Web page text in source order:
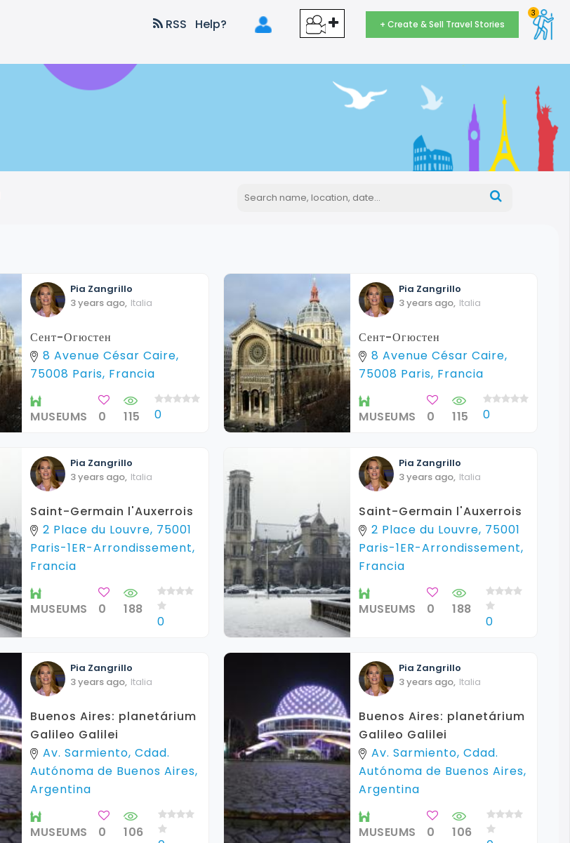
RSS Help? + Create & Sell Travel Stories
3
Pia Zangrillo
3 years ago, Italia
Сент-Огюстен
8 Avenue César Caire,
75008 Paris, Francia
MUSEUMS 0 115 0
Pia Zangrillo
3 years ago, Italia
Сент-Огюстен
8 Avenue César Caire,
75008 Paris, Francia
MUSEUMS 0 115 0
Pia Zangrillo
3 years ago, Italia
Saint-Germain l'Auxerrois
2 Place du Louvre, 75001
Paris-1ER-Arrondissement,
Francia
MUSEUMS 0 188
0
Pia Zangrillo
3 years ago, Italia
Saint-Germain l'Auxerrois
2 Place du Louvre, 75001
Paris-1ER-Arrondissement,
Francia
MUSEUMS 0 188
0
Pia Zangrillo
3 years ago, Italia
Buenos Aires: planetárium
Galileo Galilei
Av. Sarmiento, Cdad.
Autónoma de Buenos Aires,
Argentina
MUSEUMS 0 106
Pia Zangrillo
3 years ago, Italia
Buenos Aires: planetárium
Galileo Galilei
Av. Sarmiento, Cdad.
Autónoma de Buenos Aires,
Argentina
MUSEUMS 0 106